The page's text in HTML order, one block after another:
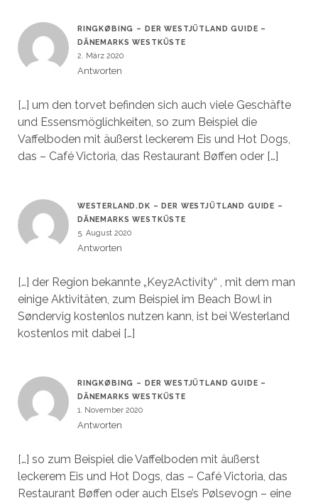
RINGKØBING – DER WESTJÜTLAND GUIDE –
DÄNEMARKS WESTKÜSTE
2. März 2020
Antworten
[…] um den torvet befinden sich auch viele Geschäfte
und Essensmöglichkeiten, so zum Beispiel die
Vaffelboden mit äußerst leckerem Eis und Hot Dogs,
das – Café Victoria, das Restaurant Bøffen oder […]
WESTERLAND.DK – DER WESTJÜTLAND GUIDE –
DÄNEMARKS WESTKÜSTE
5. August 2020
Antworten
[…] der Region bekannte „Key2Activity“ , mit dem man
einige Aktivitäten, zum Beispiel im Beach Bowl in
Søndervig kostenlos nutzen kann, ist bei Westerland
kostenlos mit dabei […]
RINGKØBING – DER WESTJÜTLAND GUIDE –
DÄNEMARKS WESTKÜSTE
1. November 2020
Antworten
[…] so zum Beispiel die Vaffelboden mit äußerst
leckerem Eis und Hot Dogs, das – Café Victoria, das
Restaurant Bøffen oder auch Else’s Pølsevogn – eine